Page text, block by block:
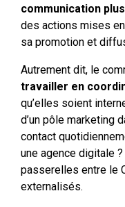
communication
des actions mises
sa promotion et
Autrement dit, le
travailler en
qu’elles soient
d’un pôle marketing
contact
une agence digitale
passerelles entre le
externalisés.